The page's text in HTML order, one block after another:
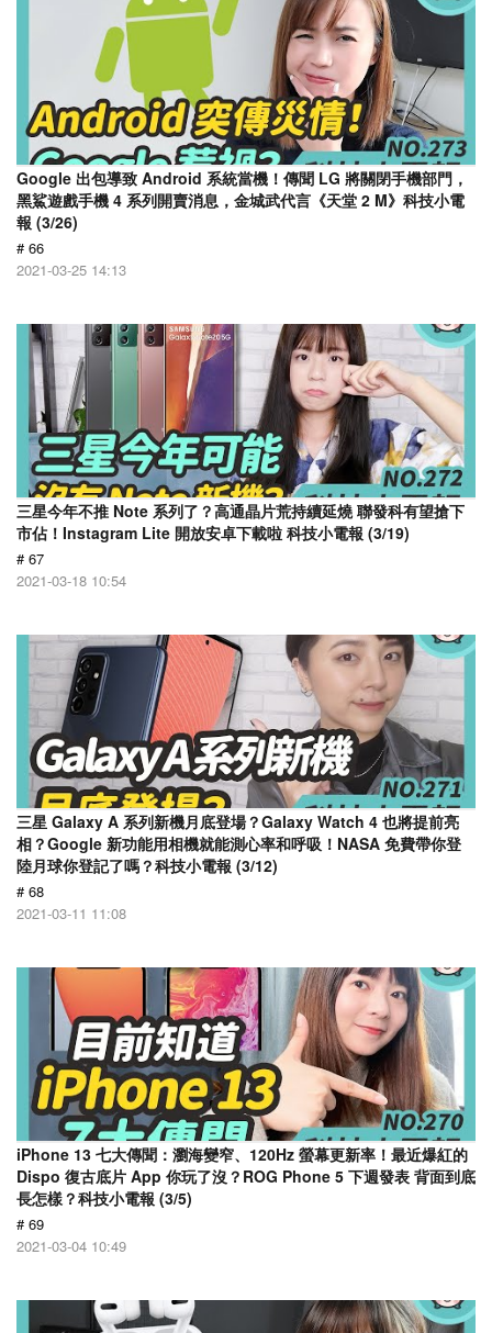
Google 出包導致 Android 系統當機！傳聞 LG 將關閉手機部門，
黑鯊遊戲手機 4 系列開賣消息，金城武代言《天堂 2 M》科技小電
報 (3/26)
# 66
2021-03-25 14:13
三星今年不推 Note 系列了？高通晶片荒持續延燒 聯發科有望搶下
市佔！Instagram Lite 開放安卓下載啦 科技小電報 (3/19)
# 67
2021-03-18 10:54
三星 Galaxy A 系列新機月底登場？Galaxy Watch 4 也將提前亮
相？Google 新功能用相機就能測心率和呼吸！NASA 免費帶你登
陸月球你登記了嗎？科技小電報 (3/12)
# 68
2021-03-11 11:08
iPhone 13 七大傳聞：瀏海變窄、120Hz 螢幕更新率！最近爆紅的
Dispo 復古底片 App 你玩了沒？ROG Phone 5 下週發表 背面到底
長怎樣？科技小電報 (3/5)
# 69
2021-03-04 10:49